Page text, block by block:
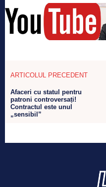
ARTICOLUL PRECEDENT
Afaceri cu statul pentru
patroni controversați!
Contractul este unul
„sensibil”